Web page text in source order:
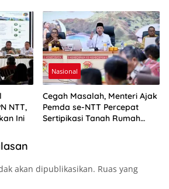
NTT,
Ini
Nasional
Cegah Masalah, Menteri Ajak
Pemda se-NTT Percepat
Sertipikasi Tanah Rumah
akan dipublikasikan. Ruas yang